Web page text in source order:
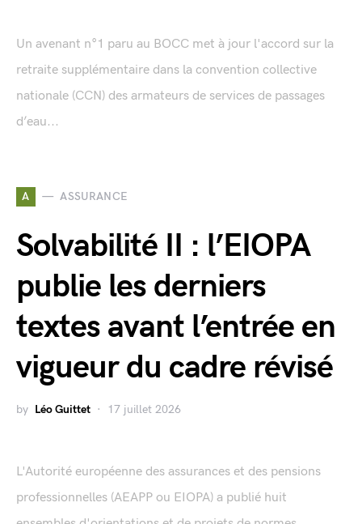
Un avenant n°1 paru au BOCC met à jour l'accord sur la
retraite supplémentaire dans la convention collective
nationale (CCN) des armateurs de services de passages
d’eau...
A ASSURANCE
Solvabilité II : l’EIOPA
publie les derniers
textes avant l’entrée en
vigueur du cadre révisé
by Léo Guittet 17 juillet 2026
L'Autorité européenne des assurances et des pensions
professionnelles (AEAPP ou EIOPA) a publié huit